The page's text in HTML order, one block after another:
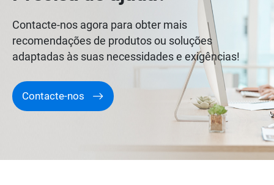
Contacte-nos agora para obter mais
recomendações de produtos ou soluções
adaptadas às suas necessidades e exigências!
Contacte-nos